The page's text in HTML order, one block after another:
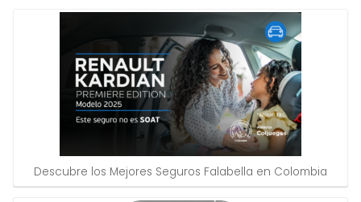
Descubre los Mejores Seguros Falabella en Colombia